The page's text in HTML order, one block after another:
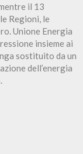
il 13
Regioni, le
Unione Energia
insieme ai
sostituito da un
dell’energia